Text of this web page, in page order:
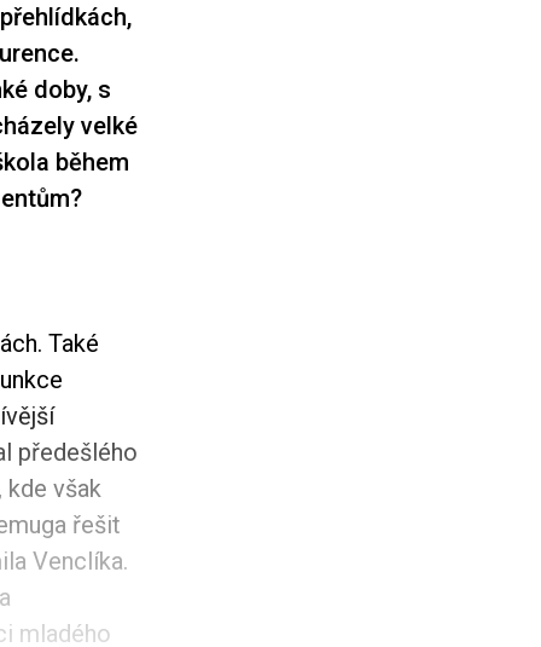
doby, s
velké
během
Také
předešlého
kde však
řešit
Venclíka.
mladého